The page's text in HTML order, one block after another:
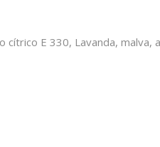
E 330, Lavanda, malva,